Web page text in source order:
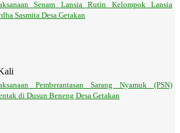
Senam Lansia Rutin Kelompok Lansia
Sasmita Desa Getakan
Pemberantasan Sarang Nyamuk (PSN)
di Dusun Beneng Desa Getakan